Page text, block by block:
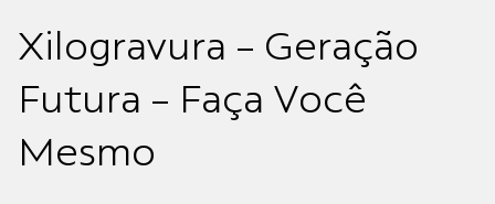
Xilogravura - Geração
Futura - Faça Você
Mesmo